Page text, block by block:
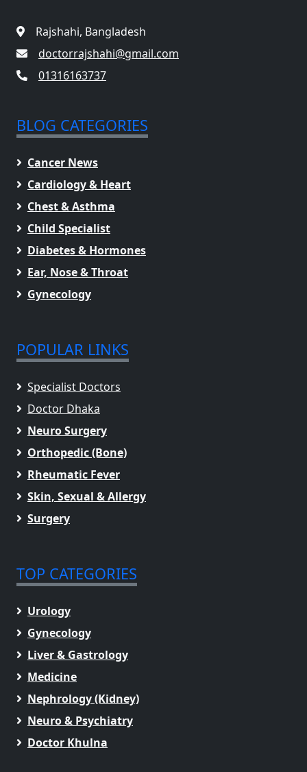
Rajshahi, Bangladesh
doctorrajshahi@gmail.com
01316163737
BLOG CATEGORIES
Cancer News
Cardiology & Heart
Chest & Asthma
Child Specialist
Diabetes & Hormones
Ear, Nose & Throat
Gynecology
POPULAR LINKS
Specialist Doctors
Doctor Dhaka
Neuro Surgery
Orthopedic (Bone)
Rheumatic Fever
Skin, Sexual & Allergy
Surgery
TOP CATEGORIES
Urology
Gynecology
Liver & Gastrology
Medicine
Nephrology (Kidney)
Neuro & Psychiatry
Doctor Khulna